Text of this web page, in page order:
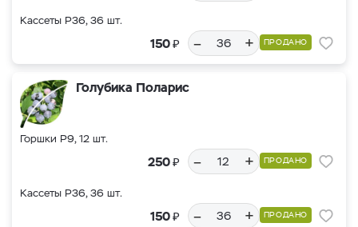
Кассеты Р36, 36 шт.
150₽ – + ПРОДАНО
Голубика Поларис
Горшки Р9, 12 шт.
250₽ – + ПРОДАНО
Кассеты Р36, 36 шт.
150₽ – + ПРОДАНО